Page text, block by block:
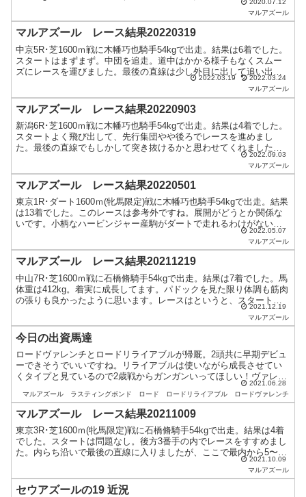
2020.07.12
マルアズール
マルアズール レース結果20220319
中京5R･芝1600ｍ戦に木幡巧也騎手54kgで出走。結果は6着でした。
スタートはまずまず。中団を追走。道中はかかる様子もなくスムー
ズにレースを運びました。最後の直線は少し外目に出して追い出し
ましたが伸びきれずゴール。今回は前走、前々走と違...
2022.03.19
2022.03.24
マルアズール
マルアズール レース結果20220903
新潟6R･芝1600ｍ戦に木幡巧也騎手54kgで出走。結果は4着でした。
スタートよく飛び出して、先行集団やや後ろでレースを進めまし
た。最後の直線でもしかして突き抜けるかと思わせてくれましたが
他の馬の方が切れ味がよかったですね。最後の未勝利戦... 2022.09.03
マルアズール
マルアズール レース結果20220501
東京1R･ダート1600ｍ(牝馬限定)戦に木幡巧也騎手54kgで出走。結果
は13着でした。このレースは参考外ですね。展開がどうとか関係な
いです。小柄なハービンジャー産駒がダートで走れるわけがない。
2022.05.07
マルアズール
マルアズール レース結果20211219
中山7R･芝1600ｍ戦に石橋脩騎手54kgで出走。結果は7着でした。馬
体重は412kg。着実に成長してます。パドックを見た限り体調も筋肉
の張りも良かったように思います。レースはというと、スタート出
2021.12.19
マルアズール
今日の出資馬達
ロードヴァレンチとロードリライアブルが帰厩。2頭共に早期デビュ
ーできそうでいいですね。リライアブルは使いながら成長させてい
くタイプと見ているので2歳戦からガンガンいってほしい！ヴァレン
チはデビューが芝かダートか気になる。中舘調教師のコメント...
2021.06.28
マルアズール
ラスティングボンド ロード ロードリライアブル ロードヴァレンチ
マルアズール レース結果20211009
東京3R･芝1600ｍ(牝馬限定)戦に石橋脩騎手54kgで出走。結果は4着
でした。スタートは問題なし。後方3番手の内でレースをすすめまし
た。内らち沿いで最後の直線に入りましたが、ここで最内から5〜6
2021.10.09
マルアズール
セウアズールの19 近況